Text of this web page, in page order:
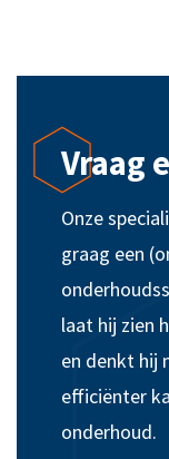
Vraag
Onze
graag een
laat hij zien
en denkt hij
efficiënter
onderhoud.